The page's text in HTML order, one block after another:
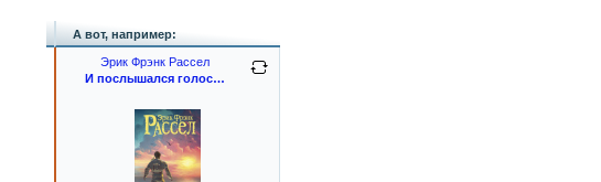
А вот, например:
Эрик Фрэнк Рассел
И послышался голос…